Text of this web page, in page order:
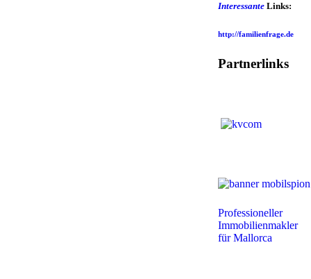
InteressanteLinks:
http://familienfrage.de
Partnerlinks
Professioneller
Immobilienmakler
für Mallorca